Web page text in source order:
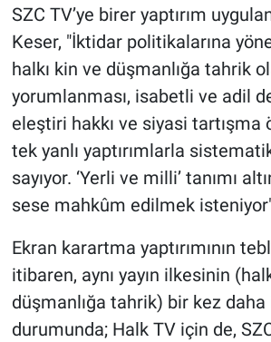
SZC TV’ye birer yaptırım
Keser, "İktidar politikalarına
halkı kin ve düşmanlığa tahrik
yorumlanması, isabetli ve adil
eleştiri hakkı ve siyasi tartışma
tek yanlı yaptırımlarla
sayıyor. ‘Yerli ve milli’ tanımı
sese mahkûm edilmek
Ekran karartma yaptırımının
itibaren, aynı yayın ilkesinin
düşmanlığa tahrik) bir kez
durumunda; Halk TV için de,